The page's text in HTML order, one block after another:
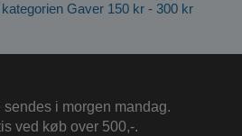
Gaver 150 kr - 300 kr
i morgen mandag.
ved køb over 500,-.